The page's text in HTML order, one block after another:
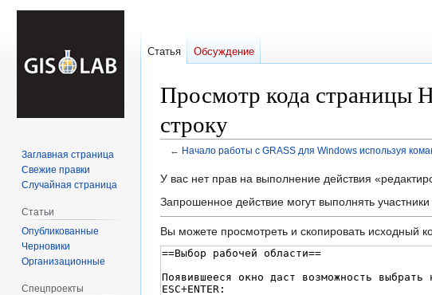
Просмотр кода страницы
строку
← Начало работы с GRASS для Windows используя
Перейти
к
Перейти
к
У вас нет прав на выполнение действия
Запрошенное действие могут выполнять участники
Вы можете просмотреть и скопировать исходный
Статья Обсуждение
Заглавная страница
Свежие правки
Случайная страница
Статьи
Опубликованные
Черновики
Организационные
Спецпроекты